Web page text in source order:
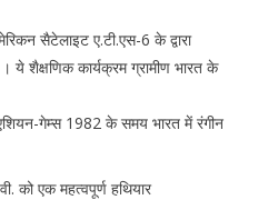
सैटेलाइट ए.टी.एस-6 के द्वारा
ये शैक्षणिक कार्यक्रम ग्रामीण भारत के
गेम्स 1982 के समय भारत में रंगीन
को एक महत्वपूर्ण हथियार